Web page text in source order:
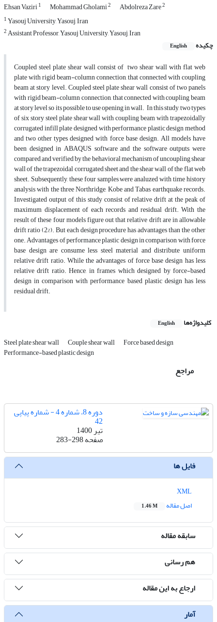
Ehsan Vaziri1 Mohammad Gholami2 Abdolreza Zare2
1Yasouj University, Yasouj, Iran
2Assistant Professor, Yasouj University, Yasouj, Iran
چکیده
English
Coupled steel plate shear wall consist of two shear wall with flat web
plate with rigid beam-column connection, that connected with coupling
beam at story level. Coupled steel plate shear wall consist of two panels
with rigid beam-column connection, that connected with coupling beam
at story level so its possible to use opening in wall. In this study, two types
of six story steel plate shear wall with coupling beam with trapezoidally
corrugated infill plate designed with performance plastic design method
and two other types designed with force base design. All models have
been designed in ABAQUS software and the software outputs were
compared and verified by the behavioral mechanism of uncoupling shear
wall of the trapezoidal corrugated sheet and the shear wall of the flat web
sheet. Subsequently, these four samples were analuzed with time history
analysis with the three Northridge, Kobe and Tabas earthquake records.
Investigated output of this study consist of relative drift at the peak of
maximum displacement of each records and residual drift. With the
result of these four models figure out that relative drift are in allowable
drift ratio (2%). But each design procedure has advantages than the other
one. Advantages of performance plastic design in comparison with force
base design are consume less steel material and distribute uniform
relative drift ratio. While the advantages of force base design has less
relative drift ratio. Hence, in frames which designed by force-based
design in comparison with performance based plastic design has less
residual drift.
کلیدواژه‌ها English
Steel plate shear wall Couple shear wall Force based design
Performance-based plastic design
مراجع
دوره 8، شماره 4 - شماره پیاپی
42
تیر 1400
صفحه283-298
فایل ها
اصل مقاله
1.46 M
سابقه مقاله
هم رسانی
ارجاع به این مقاله
آمار